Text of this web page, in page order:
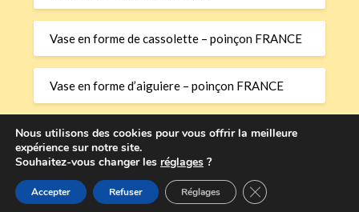
Vase en forme de cassolette – poinçon FRANCE
Vase en forme d’aiguiere – poinçon FRANCE
Vase en forme d’aiguiere – poinçon FRANCE
©2026 Poinçons Or et Argent – Dictionnaire InterOR
Nous utilisons des cookies pour vous offrir la meilleure
expérience sur notre site.
Souhaitez-vous changer les réglages ?
Accepter Refuser Réglages Fermer la bannière